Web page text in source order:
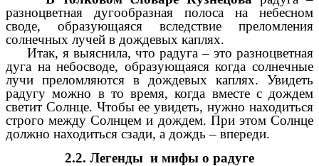
разноцветная дугообразная полоса на небесном
своде, образующаяся вследствие преломления
солнечных лучей в дождевых каплях.
Итак, я выяснила, что радуга – это разноцветная
дуга на небосводе, образующаяся когда солнечные
лучи преломляются в дождевых каплях. Увидеть
радугу можно в то время, когда вместе с дождем
светит Солнце. Чтобы ее увидеть, нужно находиться
строго между Солнцем и дождем. При этом Солнце
должно находиться сзади, а дождь – впереди.
2.2. Легенды и мифы о радуге